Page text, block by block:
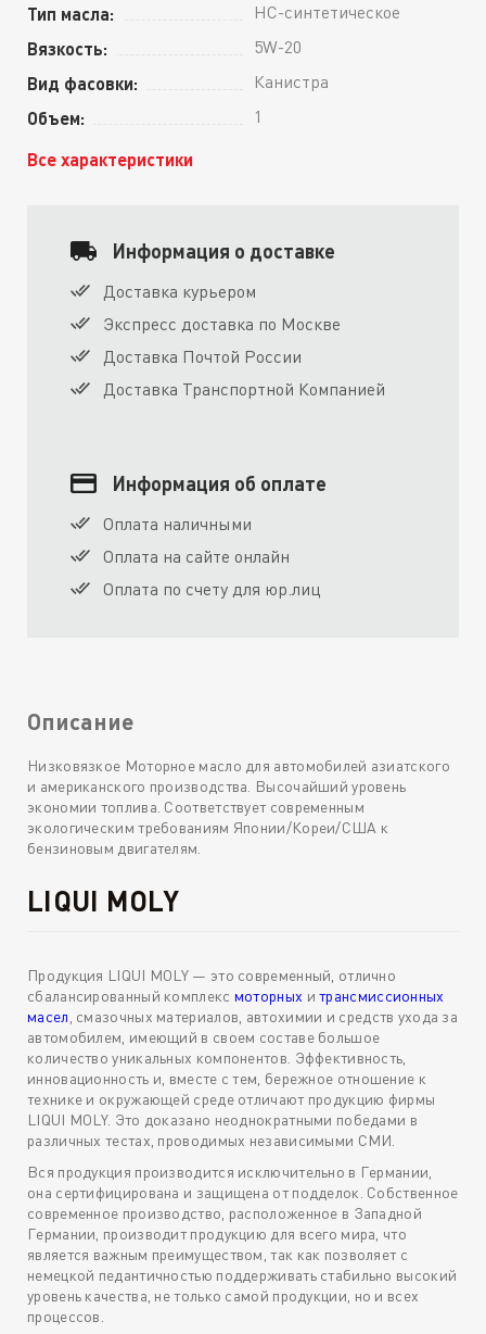
Тип масла: HC-синтетическое
Вязкость: 5W-20
Вид фасовки: Канистра
Объем: 1
Все характеристики
Информация о доставке
Доставка курьером
Экспресс доставка по Москве
Доставка Почтой России
Доставка Транспортной Компанией
Информация об оплате
Оплата наличными
Оплата на сайте онлайн
Оплата по счету для юр.лиц
Описание
Низковязкое Моторное масло для автомобилей азиатского
и американского производства. Высочайший уровень
экономии топлива. Соответствует современным
экологическим требованиям Японии/Кореи/США к
бензиновым двигателям.
LIQUI MOLY
Продукция LIQUI MOLY — это современный, отлично
сбалансированный комплекс моторных итрансмиссионных
масел , смазочных материалов, автохимии и средств ухода за
автомобилем, имеющий в своем составе большое
количество уникальных компонентов. Эффективность,
инновационность и, вместе с тем, бережное отношение к
технике и окружающей среде отличают продукцию фирмы
LIQUI MOLY. Это доказано неоднократными победами в
различных тестах, проводимых независимыми СМИ.
Вся продукция производится исключительно в Германии,
она сертифицирована и защищена от подделок. Собственное
современное производство, расположенное в Западной
Германии, производит продукцию для всего мира, что
является важным преимуществом, так как позволяет с
немецкой педантичностью поддерживать стабильно высокий
уровень качества, не только самой продукции, но и всех
процессов.